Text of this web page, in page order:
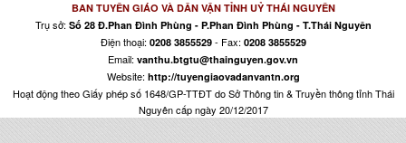
BAN TUYÊN GIÁO VÀ DÂN VẬN TỈNH UỶ THÁI NGUYÊN
Trụ sở: Số 28 Đ.Phan Đình Phùng - P.Phan Đình Phùng - T.Thái Nguyên
Điện thoại: 0208 3855529- Fax: 0208 3855529
Email: vanthu.btgtu@thainguyen.gov.vn
Website: http://tuyengiaovadanvantn.org
Hoạt động theo Giấy phép số 1648/GP-TTĐT do Sở Thông tin & Truyền thông tỉnh Thái
Nguyên cấp ngày 20/12/2017